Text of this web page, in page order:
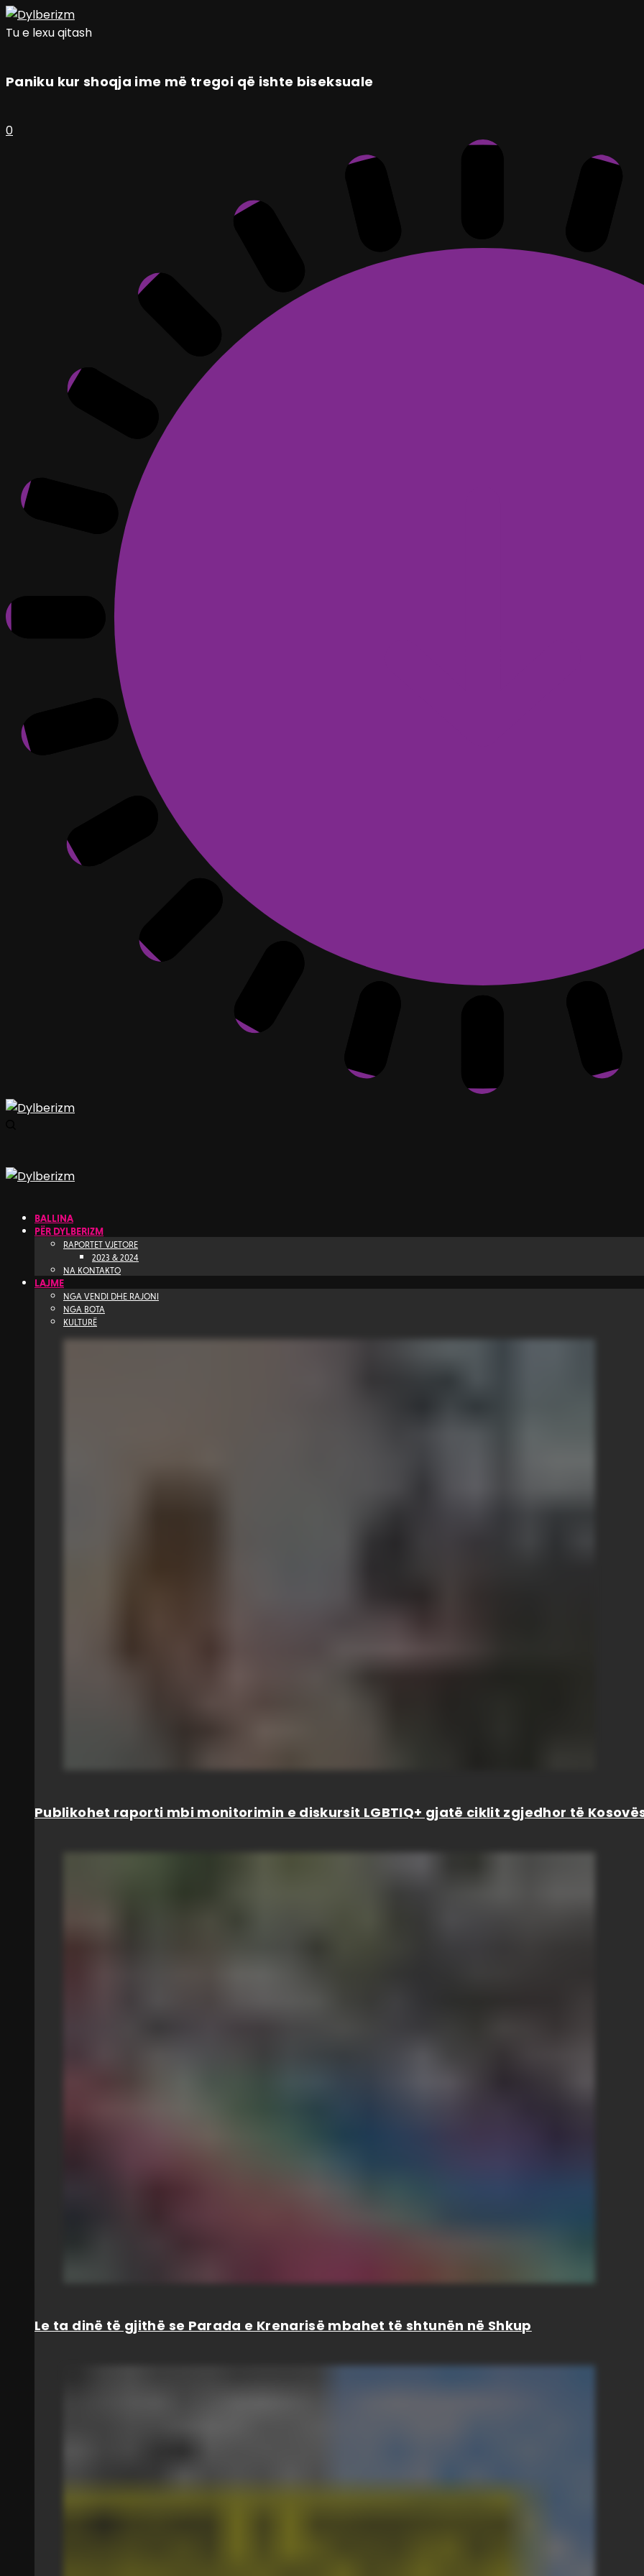
Tu e lexu qitash
Paniku kur shoqja ime më tregoi që ishte biseksuale
0
BALLINA
PËR DYLBERIZM
RAPORTET VJETORE
2023 & 2024
NA KONTAKTO
LAJME
NGA VENDI DHE RAJONI
NGA BOTA
KULTURË
Publikohet raporti mbi monitorimin e diskursit LGBTIQ+ gjatë ciklit zgjedhor të
Le ta dinë të gjithë se Parada e Krenarisë mbahet të shtunën në Shkup